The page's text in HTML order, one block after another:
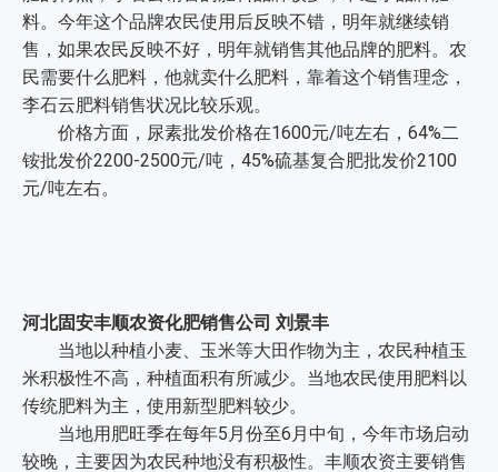
料。今年这个品牌农民使用后反映不错，明年就继续销
售，如果农民反映不好，明年就销售其他品牌的肥料。农
民需要什么肥料，他就卖什么肥料，靠着这个销售理念，
李石云肥料销售状况比较乐观。
价格方面，尿素批发价格在1600元/吨左右，64%二
铵批发价2200-2500元/吨，45%硫基复合肥批发价2100
元/吨左右。
河北固安丰顺农资化肥销售公司 刘景丰
当地以种植小麦、玉米等大田作物为主，农民种植玉
米积极性不高，种植面积有所减少。当地农民使用肥料以
传统肥料为主，使用新型肥料较少。
当地用肥旺季在每年5月份至6月中旬，今年市场启动
较晚，主要因为农民种地没有积极性。丰顺农资主要销售